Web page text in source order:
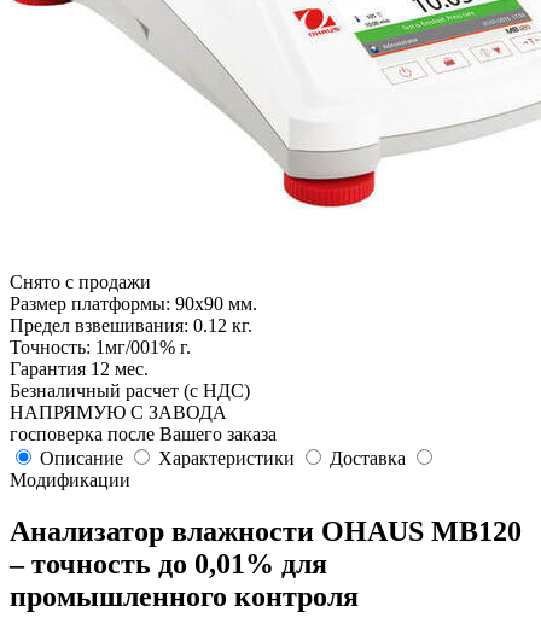
Снято с продажи
Размер платформы: 90х90 мм.
Предел взвешивания: 0.12 кг.
Точность: 1мг/001% г.
Гарантия 12 мес.
Безналичный расчет (с НДС)
НАПРЯМУЮ С ЗАВОДА
госповерка после Вашего заказа
Описание
Характеристики
Доставка
Модификации
Анализатор влажности OHAUS MB120
– точность до 0,01% для
промышленного контроля